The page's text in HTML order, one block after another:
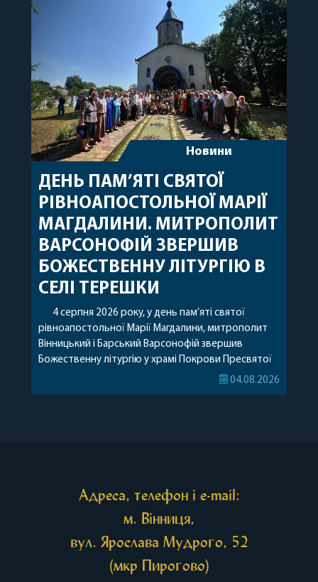
особливі молитви за мир в Україні, за воїнів, які
Новини
ДЕНЬ ПАМ’ЯТІ СВЯТОЇ
РІВНОАПОСТОЛЬНОЇ МАРІЇ
МАГДАЛИНИ. МИТРОПОЛИТ
ВАРСОНОФІЙ ЗВЕРШИВ
БОЖЕСТВЕННУ ЛІТУРГІЮ В
СЕЛІ ТЕРЕШКИ
4 серпня 2026 року, у день пам’яті святої
рівноапостольної Марії Магдалини, митрополит
Вінницький і Барський Варсонофій звершив
Божественну літургію у храмі Покрови Пресвятої
Богородиці села Терешки Барського благочиння.
04.08.2026
Адреса, телефон і e-mail:
м. Вінниця,
вул. Ярослава Мудрого, 52
(мкр Пирогово)